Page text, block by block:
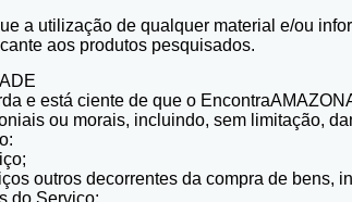
a utilização de qualquer material e/ou
aos produtos pesquisados.
e está ciente de que o
ou morais, incluindo, sem limitação,
outros decorrentes da compra de
do Serviço;